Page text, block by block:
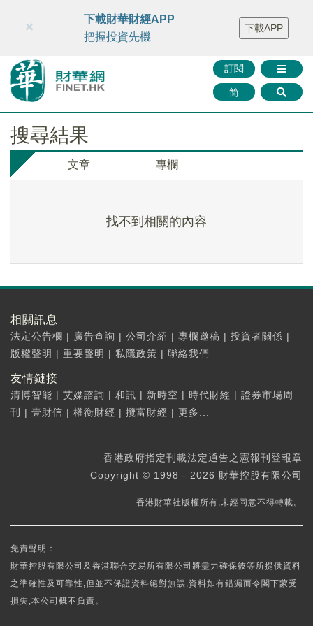
財華智庫網 FINTV FINMETA 財華證券 媒體矩陣
智庫沙龍
聯絡我們
訂閱
简
×
下載財華財經APP
把握投資先機
下載APP
搜尋結果
文章 專欄
找不到相關的內容
相關訊息
法定公告欄 | 廣告查詢 | 公司介紹 | 專欄邀稿 | 投資者關係 |
版權聲明 | 重要聲明 | 私隱政策 | 聯絡我們
友情鏈接
清博智能 | 艾媒諮詢 | 和訊 | 新時空 | 時代財經 | 證券市場周
刊
| 壹財信 | 權衡財經 | 攬富財經 | 更多...
香港政府指定刊載法定通告之憲報刊登報章
Copyright © 1998 - 2026 財華控股有限公司
香港財華社版權所有,未經同意不得轉載。
免責聲明：
財華控股有限公司及香港聯合交易所有限公司將盡力確保彼等所提供資料
之準確性及可靠性,但並不保證資料絕對無誤,資料如有錯漏而令閣下蒙受
損失,本公司概不負責。